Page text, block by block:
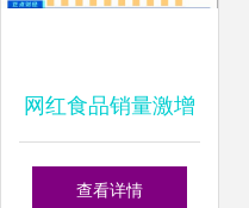
网红食品销量激增
50%，揭秘背后消
查看详情